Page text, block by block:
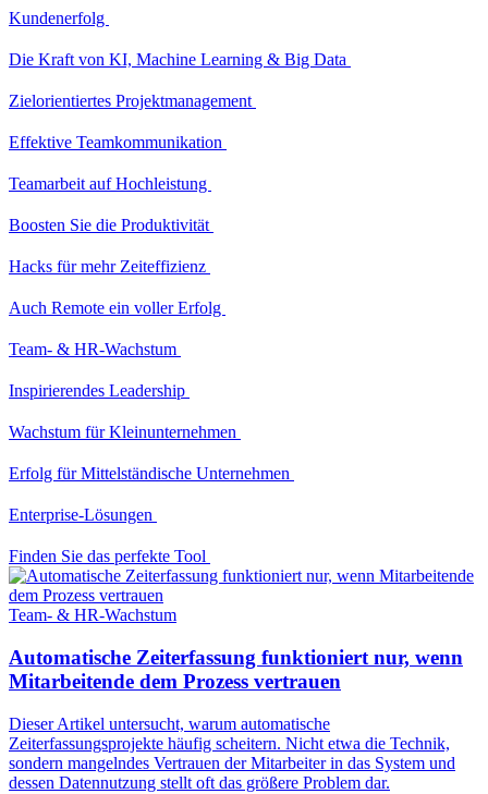
Kundenerfolg
Die Kraft von KI, Machine Learning & Big Data
Zielorientiertes Projektmanagement
Effektive Teamkommunikation
Teamarbeit auf Hochleistung
Boosten Sie die Produktivität
Hacks für mehr Zeiteffizienz
Auch Remote ein voller Erfolg
Team- & HR-Wachstum
Inspirierendes Leadership
Wachstum für Kleinunternehmen
Erfolg für Mittelständische Unternehmen
Enterprise-Lösungen
Finden Sie das perfekte Tool
Team- & HR-Wachstum
Automatische Zeiterfassung funktioniert nur, wenn
Mitarbeitende dem Prozess vertrauen
Dieser Artikel untersucht, warum automatische
Zeiterfassungsprojekte häufig scheitern. Nicht etwa die Technik,
sondern mangelndes Vertrauen der Mitarbeiter in das System und
dessen Datennutzung stellt oft das größere Problem dar.